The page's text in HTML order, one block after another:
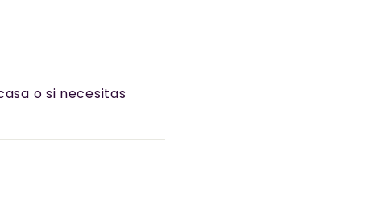
o si necesitas